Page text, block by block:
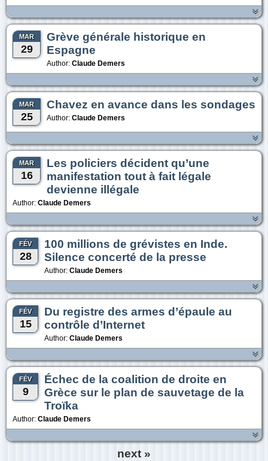
MAR
29
Grève générale historique en
Espagne
Author: Claude Demers
MAR
25
Chavez en avance dans les sondages
Author: Claude Demers
MAR
16
Les policiers décident qu’une
manifestation tout à fait légale
devienne illégale
Author: Claude Demers
FÉV
28
100 millions de grévistes en Inde.
Silence concerté de la presse
Author: Claude Demers
FÉV
15
Du registre des armes d’épaule au
contrôle d’Internet
Author: Claude Demers
FÉV
9
Échec de la coalition de droite en
Grèce sur le plan de sauvetage de la
Troïka
Author: Claude Demers
next »